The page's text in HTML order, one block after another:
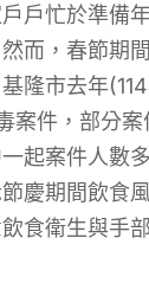
戶忙於準備
而，春節期
隆市去年
案件，部分
起案件人數
慶期間飲食
食衛生與手